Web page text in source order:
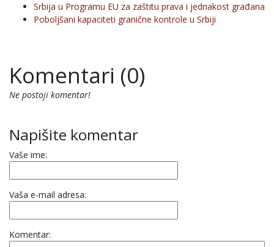
Srbija u Programu EU za zaštitu prava i jednakost građana
Poboljšani kapaciteti granične kontrole u Srbiji
Komentari (0)
Ne postoji komentar!
Napišite komentar
Vaše ime:
Vaša e-mail adresa:
Komentar: